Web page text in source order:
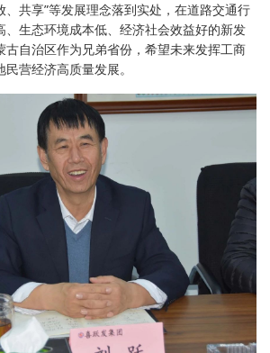
、共享”等发展理念落到实处，在道路交通行
、生态环境成本低、经济社会效益好的新发
古自治区作为兄弟省份，希望未来发挥工商
民营经济高质量发展。